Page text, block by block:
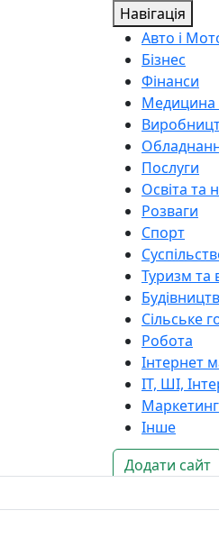
Навігація
Авто і
Бізнес
Фінанси
Медицина
Послуги
Освіта та
Розваги
Спорт
Туризм та
Сільське
Робота
Інтернет
ІТ, ШІ,
Інше
Додати сайт